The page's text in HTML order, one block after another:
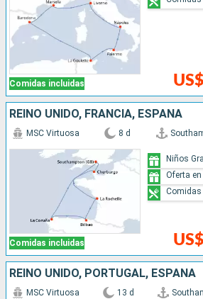
Comidas incluidas
REINO UNIDO, FRANCIA, ESPAÑA
Comidas incluidas
MSC Virtuosa 8 d
Niños
Oferta
REINO UNIDO, PORTUGAL, ESPAÑA
MSC Virtuosa 13 d